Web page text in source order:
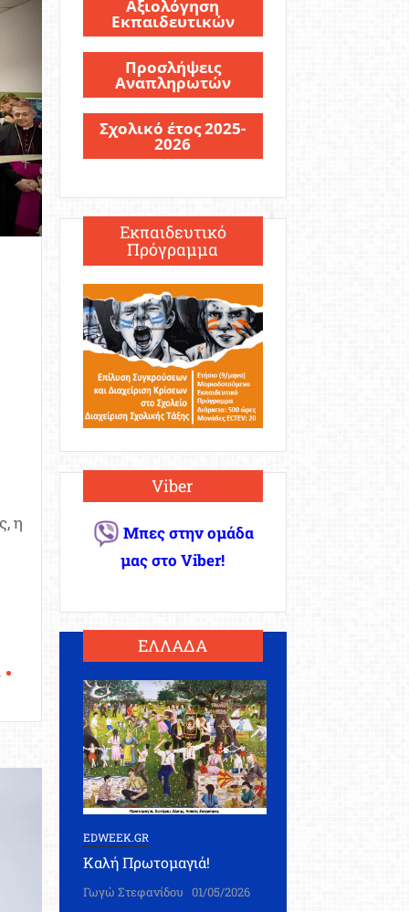
η
Αξιολόγηση
Εκπαιδευτικών
Προσλήψεις
Αναπληρωτών
Σχολικό έτος 2025-
2026
Εκπαιδευτικό
Πρόγραμμα
Viber
Μπες στην ομάδα
μας στο Viber!
ΕΛΛΑΔΑ
EDWEEK.GR
Καλή Πρωτομαγιά!
Γωγώ Στεφανίδου 01/05/2026